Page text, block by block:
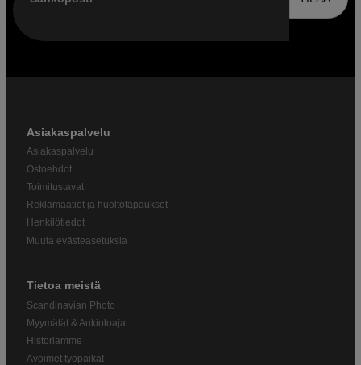
Asiakaspalvelu
Asiakaspalvelu
Ostoehdot
Toimitustavat
Reklamaatiot ja huoltotapaukset
Henkilötiedot
Muuta evästeasetuksia
Tietoa meistä
Scandinavian Photo
Myymälät & Aukioloajat
Historiamme
Avoimet työpaikat